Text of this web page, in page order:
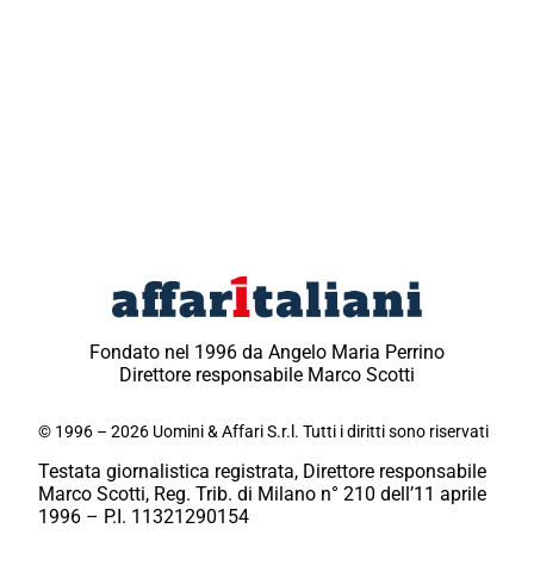
Fondato nel 1996 da Angelo Maria Perrino
Direttore responsabile Marco Scotti
© 1996 – 2026 Uomini & Affari S.r.l. Tutti i diritti sono riservati
Testata giornalistica registrata, Direttore responsabile
Marco Scotti, Reg. Trib. di Milano n° 210 dell’11 aprile
1996 – P.I. 11321290154